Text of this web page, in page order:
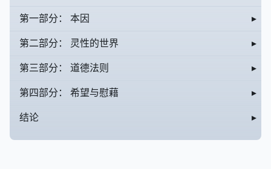
第一部分： 本因 ▸
第二部分： 灵性的世界 ▸
第三部分： 道德法则 ▸
第四部分： 希望与慰藉 ▸
结论 ▸